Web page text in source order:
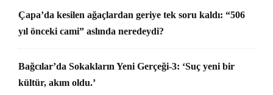
Çapa’da kesilen ağaçlardan geriye tek soru kaldı: “506
yıl önceki cami” aslında neredeydi?
Bağcılar’da Sokakların Yeni Gerçeği-3: ‘Suç yeni bir
kültür, akım oldu.’